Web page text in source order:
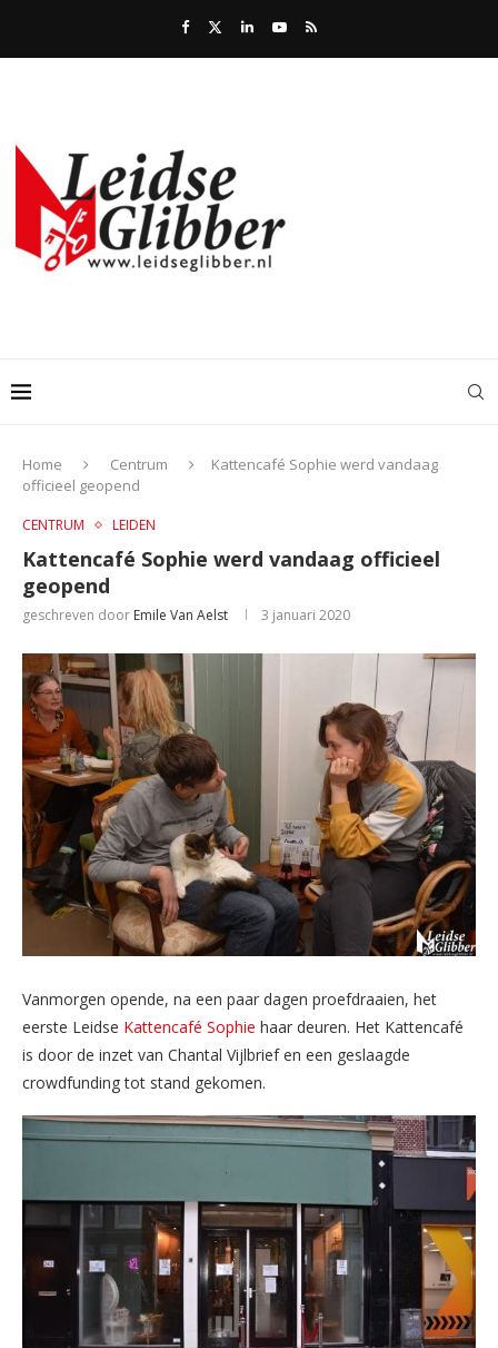
Home Centrum
Kattencafé Sophie werd vandaag
officieel geopend
CENTRUM LEIDEN
Kattencafé Sophie werd vandaag officieel
geopend
geschreven door Emile Van Aelst 3 januari 2020
Vanmorgen opende, na een paar dagen proefdraaien, het
eerste Leidse Kattencafé Sophie haar deuren. Het Kattencafé
is door de inzet van Chantal Vijlbrief en een geslaagde
crowdfunding tot stand gekomen.